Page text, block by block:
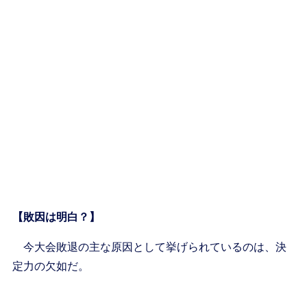
【敗因は明白？】
今大会敗退の主な原因として挙げられているのは、決
定力の欠如だ。